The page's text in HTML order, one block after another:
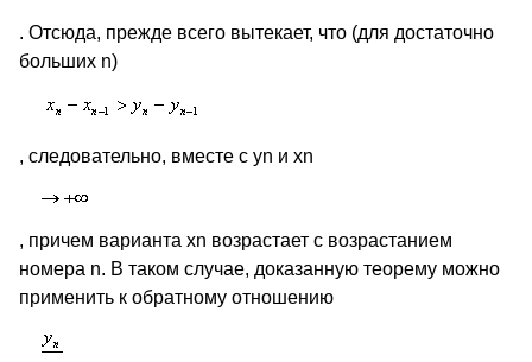
. Отсюда, прежде всего вытекает, что (для достаточно
больших n)
, следовательно, вместе с yn и xn
, причем варианта xn возрастает с возрастанием
номера n. В таком случае, доказанную теорему можно
применить к обратному отношению